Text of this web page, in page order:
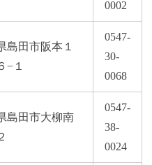
0002
島田市阪本１
−１
0547-
30-
0068
島田市大柳南
0547-
38-
0024